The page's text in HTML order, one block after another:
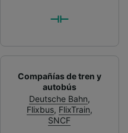
Compañías de tren y
autobús
Deutsche Bahn,
Flixbus, FlixTrain,
SNCF